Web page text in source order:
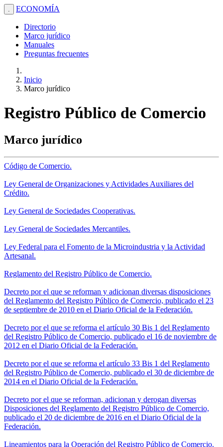
. ECONOMÍA
Directorio
Marco jurídico
Manuales
Preguntas frecuentes
Inicio
Marco jurídico
Registro Público de Comercio
Marco jurídico
Código de Comercio.
Ley General de Organizaciones y Actividades Auxiliares del
Crédito.
Ley General de Sociedades Cooperativas.
Ley General de Sociedades Mercantiles.
Ley Federal para el Fomento de la Microindustria y la Actividad
Artesanal.
Reglamento del Registro Público de Comercio.
Decreto por el que se reforman y adicionan diversas disposiciones
del Reglamento del Registro Público de Comercio, publicado el 23
de septiembre de 2010 en el Diario Oficial de la Federación.
Decreto por el que se reforma el artículo 30 Bis 1 del Reglamento
del Registro Público de Comercio, publicado el 16 de noviembre de
2012 en el Diario Oficial de la Federación.
Decreto por el que se reforma el artículo 33 Bis 1 del Reglamento
del Registro Público de Comercio, publicado el 30 de diciembre de
2014 en el Diario Oficial de la Federación.
Decreto por el que se reforman, adicionan y derogan diversas
Disposiciones del Reglamento del Registro Público de Comercio,
publicado el 20 de diciembre de 2016 en el Diario Oficial de la
Federación.
Lineamientos para la Operación del Registro Público de Comercio.